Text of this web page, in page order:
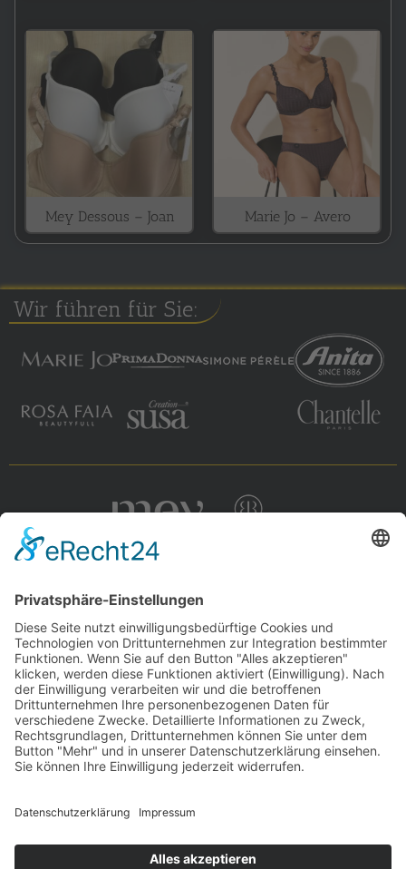
Mey Dessous – Joan Marie Jo – Avero
Wir führen für Sie: